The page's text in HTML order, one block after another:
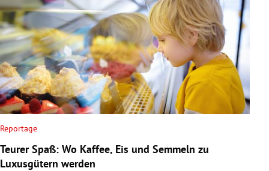
Reportage
Teurer Spaß: Wo Kaffee, Eis und Semmeln zu
Luxusgütern werden